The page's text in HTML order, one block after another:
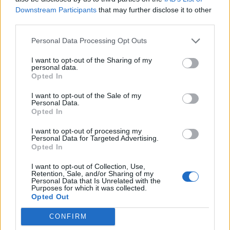
Downstream Participants that may further disclose it to other
Personal Data Processing Opt Outs
I want to opt-out of the Sharing of my
personal data.
Opted In
I want to opt-out of the Sale of my
Personal Data.
Opted In
I want to opt-out of processing my
Personal Data for Targeted Advertising.
Opted In
I want to opt-out of Collection, Use,
Retention, Sale, and/or Sharing of my
Personal Data that Is Unrelated with the
Purposes for which it was collected.
Opted Out
CONFIRM
2024-10-25
1.756 euro
2024-03-12
Contributo a fondo perduto "perequativo"
[decisione su SA.100155 e modifiche (estensione
temporale al 30.6.22) ai sensi
agenzia delle entrate
25.386 euro
2023-05-23
Bando per l'erogazione di contributi alle PMI a
anno 2023
Regione Veneto - Direzione Industria Artigianato
Commercio e Servizi
170.571 euro
2023-03-30